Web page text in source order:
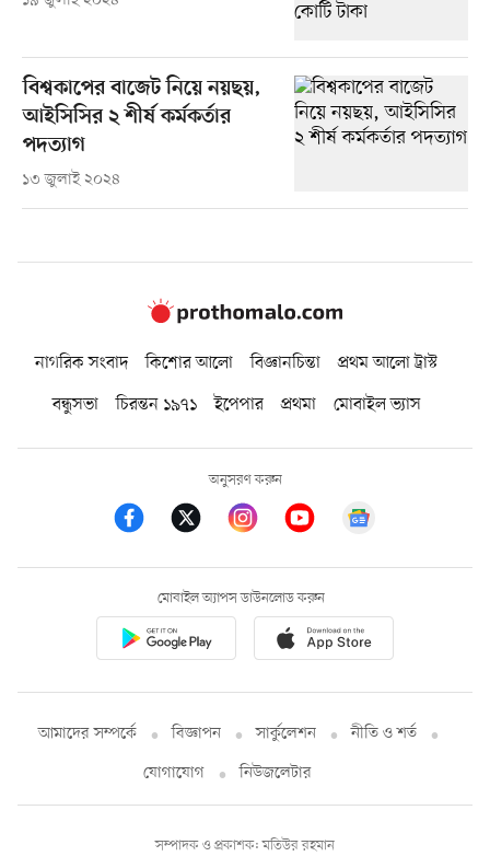
বিশ্বকাপের বাজেট নিয়ে নয়ছয়,
আইসিসির ২ শীর্ষ কর্মকর্তার
পদত্যাগ
১৩ জুলাই ২০২৪
নাগরিক সংবাদ কিশোর আলো বিজ্ঞানচিন্তা
প্রথম আলো ট্রাস্ট
বন্ধুসভা
চিরন্তন ১৯৭১ ইপেপার প্রথমা মোবাইল ভ্যাস
অনুসরণ করুন
মোবাইল অ্যাপস ডাউনলোড করুন
আমাদের সম্পর্কে বিজ্ঞাপন সার্কুলেশন
নীতি ও শর্ত
যোগাযোগ
নিউজলেটার
সম্পাদক ও প্রকাশক: মতিউর রহমান